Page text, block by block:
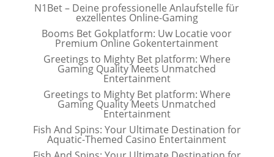
N1Bet – Deine professionelle Anlaufstelle für
exzellentes Online-Gaming
Booms Bet Gokplatform: Uw Locatie voor
Premium Online Gokentertainment
Greetings to Mighty Bet platform: Where
Gaming Quality Meets Unmatched
Entertainment
Greetings to Mighty Bet platform: Where
Gaming Quality Meets Unmatched
Entertainment
Fish And Spins: Your Ultimate Destination for
Aquatic-Themed Casino Entertainment